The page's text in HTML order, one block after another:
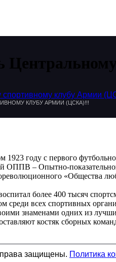
спортивному клубу Армии
КЛУБУ АРМИИ (ЦСКА)!!!
1923 году с первого
ОППВ – Опытно-
«Общества
более 400 тысяч
среди всех спортивных
знаменами одних из
костяк сборных
защищены. Политика